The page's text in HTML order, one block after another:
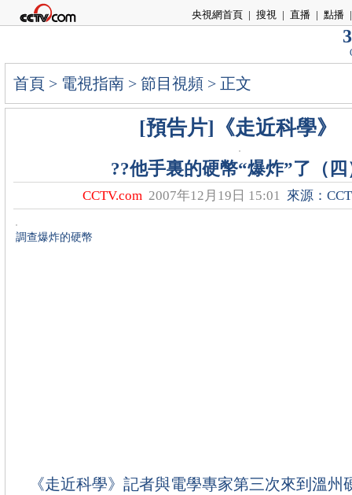
央視網首頁 | 搜視 | 直播 | 點播 |
首頁 > 電視指南 > 節目視頻 > 正文
[預告片]《走近科學》
??他手裏的硬幣“爆炸”了（四
CCTV.com 2007年12月19日 15:01 來源：
調查爆炸的硬幣
《走近科學》記者與電學專家第三次來到溫州